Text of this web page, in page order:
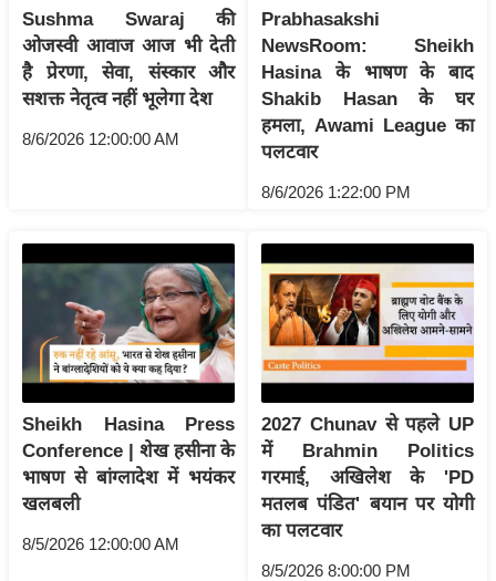
या
सा
हि
त्य
ज
टो
न्यू
ज
ब्री
फ
म
नो
ज
Sushma Swaraj की
ओजस्वी आवाज आज भी देती
है प्रेरणा, सेवा, संस्कार और
सशक्त नेतृत्व नहीं भूलेगा देश
8/6/2026 12:00:00 AM
Prabhasakshi
NewsRoom: Sheikh
Hasina के भाषण के बाद
Shakib Hasan के घर
हमला, Awami League का
पलटवार
8/6/2026 1:22:00 PM
Sheikh Hasina Press
Conference | शेख हसीना के
भाषण से बांग्लादेश में भयंकर
खलबली
8/5/2026 12:00:00 AM
2027 Chunav से पहले UP
में Brahmin Politics
गरमाई, अखिलेश के 'PD
मतलब पंडित' बयान पर योगी
का पलटवार
8/5/2026 8:00:00 PM